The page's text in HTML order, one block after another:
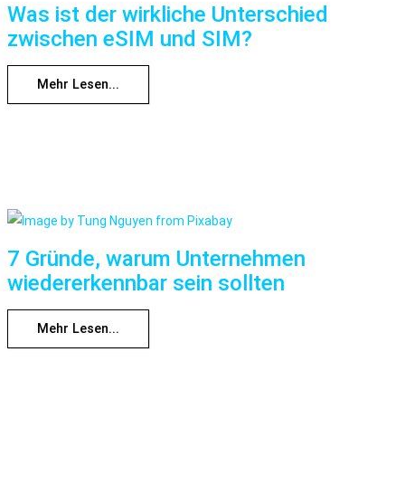
Was ist der wirkliche Unterschied
zwischen eSIM und SIM?
Mehr Lesen...
7 Gründe, warum Unternehmen
wiedererkennbar sein sollten
Mehr Lesen...